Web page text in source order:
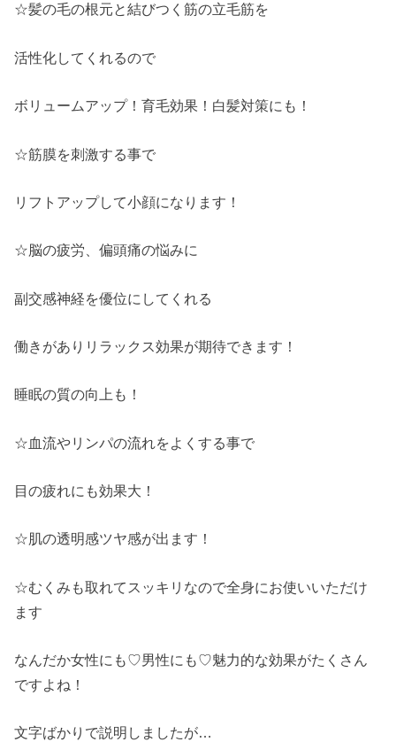
☆髪の毛の根元と結びつく筋の立毛筋を
活性化してくれるので
ボリュームアップ！育毛効果！白髪対策にも！
☆筋膜を刺激する事で
リフトアップして小顔になります！
☆脳の疲労、偏頭痛の悩みに
副交感神経を優位にしてくれる
働きがありリラックス効果が期待できます！
睡眠の質の向上も！
☆血流やリンパの流れをよくする事で
目の疲れにも効果大！
☆肌の透明感ツヤ感が出ます！
☆むくみも取れてスッキリなので全身にお使いいただけ
ます
なんだか女性にも♡男性にも♡魅力的な効果がたくさん
ですよね！
文字ばかりで説明しましたが…